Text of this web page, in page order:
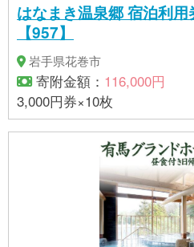
はなまき温泉郷 宿泊利
【957】
岩手県花巻市
寄附金額： 116,000円
3,000円券×10枚